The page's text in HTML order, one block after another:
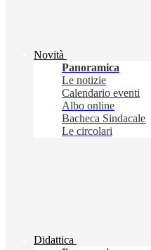
Novità
Panoramica
Le notizie
Calendario eventi
Albo online
Bacheca Sindacale
Le circolari
Didattica